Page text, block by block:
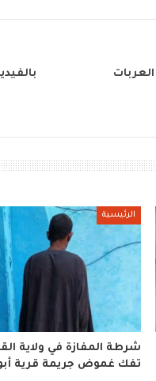
الرئيسية
شرطة المفازة في ولاية
تفك غموض جريمة قرية